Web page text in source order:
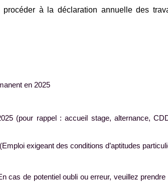
à la déclaration annuelle des
en 2025
(pour rappel : accueil stage, alternance,
exigeant des conditions d’aptitudes
cas de potentiel oubli ou erreur, veuillez prendre